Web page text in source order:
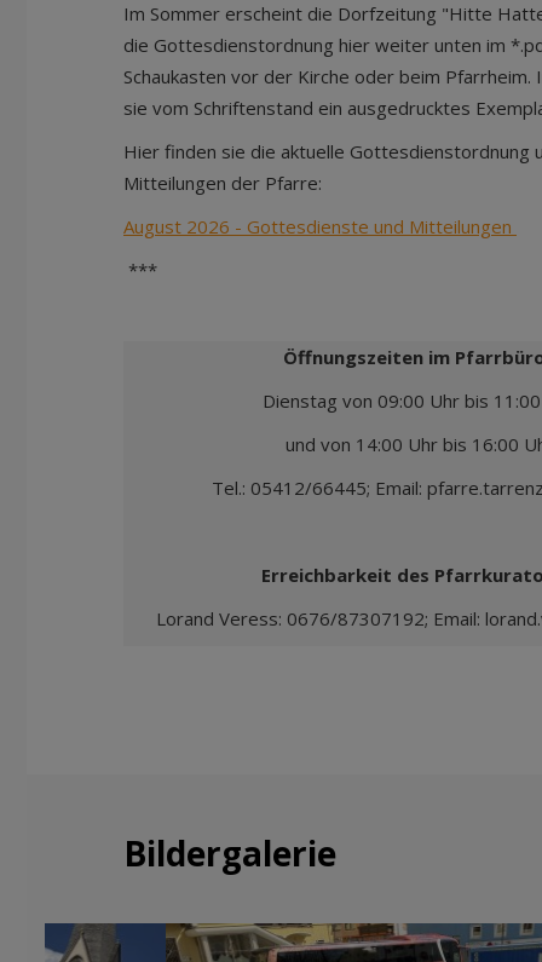
Im Sommer erscheint die Dorfzeitung "Hitte
die Gottesdienstordnung hier weiter unten im
Schaukasten vor der Kirche oder beim Pfarrheim.
sie vom Schriftenstand ein ausgedrucktes
Hier finden sie die aktuelle Gottesdienstordnung
Mitteilungen der Pfarre:
August 2026 - Gottesdienste und Mitteilungen
***
Öffnungszeiten im
Dienstag von 09:00 Uhr bis
und von 14:00 Uhr bis 16:00
Tel.: 05412/66445; Email:
Erreichbarkeit des
Lorand Veress: 0676/87307192; Email:
Bildergalerie